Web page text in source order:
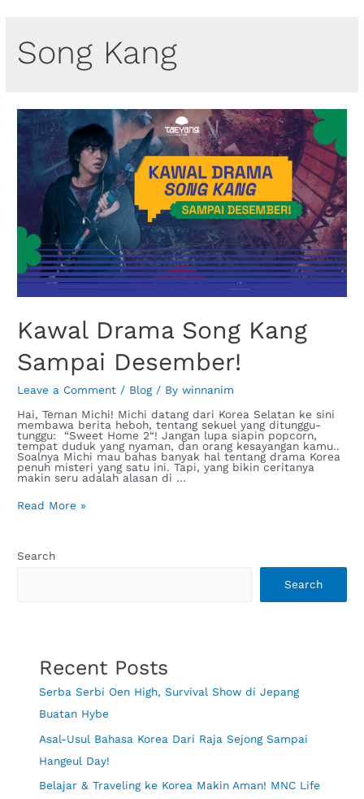
Song Kang
Kawal Drama Song Kang
Sampai Desember!
Leave a Comment / Blog/ Bywinnanim
Hai, Teman Michi! Michi datang dari Korea Selatan ke sini
membawa berita heboh, tentang sekuel yang ditunggu-
tunggu: “Sweet Home 2“! Jangan lupa siapin popcorn,
tempat duduk yang nyaman, dan orang kesayangan kamu..
Soalnya Michi mau bahas banyak hal tentang drama Korea
penuh misteri yang satu ini. Tapi, yang bikin ceritanya
makin seru adalah alasan di …
Read More »
Search
Search
Recent Posts
Serba Serbi Oen High, Survival Show di Jepang
Buatan Hybe
Asal-Usul Bahasa Korea Dari Raja Sejong Sampai
Hangeul Day!
Belajar & Traveling ke Korea Makin Aman! MNC Life